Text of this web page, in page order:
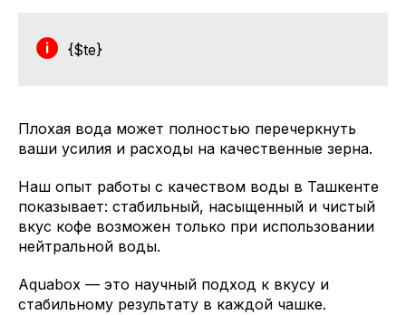
{$te}
Плохая вода может полностью перечеркнуть
ваши усилия и расходы на качественные зерна.
Наш опыт работы с качеством воды в Ташкенте
показывает: стабильный, насыщенный и чистый
вкус кофе возможен только при использовании
нейтральной воды.
Aquabox — это научный подход к вкусу и
стабильному результату в каждой чашке.